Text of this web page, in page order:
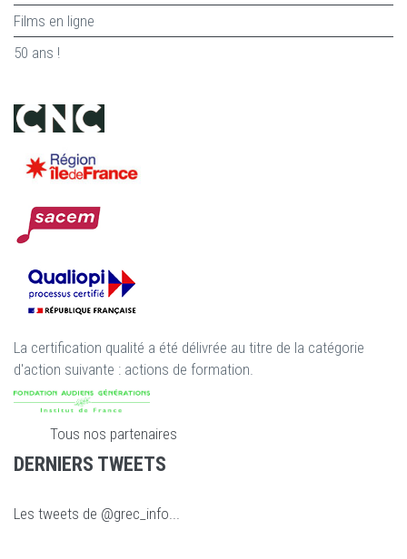
Films en ligne
50 ans !
La certification qualité a été délivrée au titre de la catégorie
d'action suivante : actions de formation.
Tous nos partenaires
DERNIERS TWEETS
Les tweets de @grec_info...